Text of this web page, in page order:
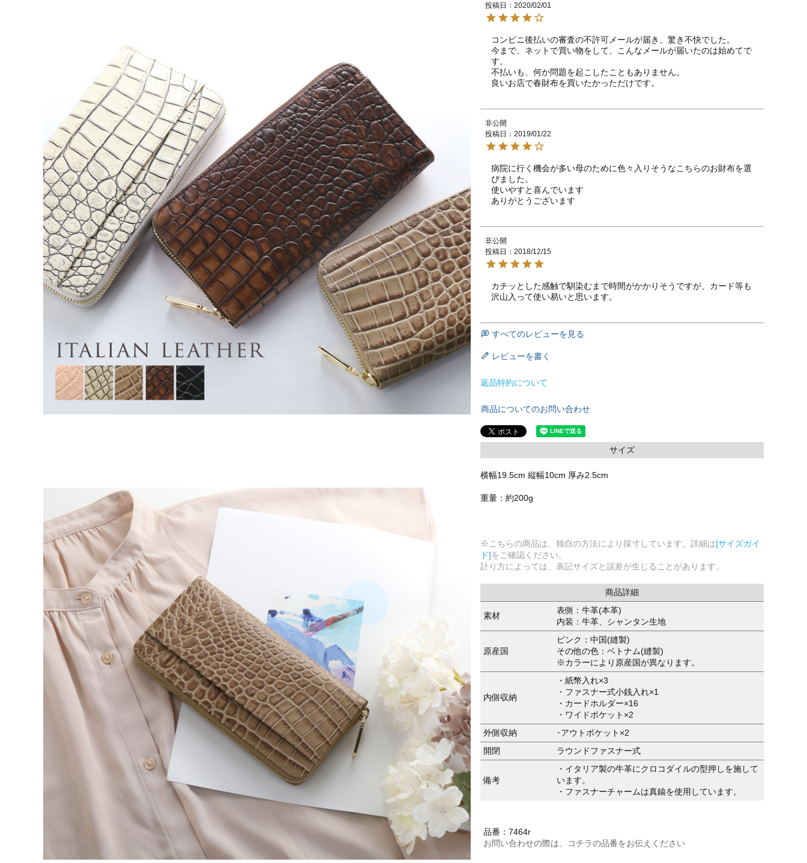
投稿日
2020/02/01
コンビニ後払いの審査の不許可メールが届き、驚き不快でした。
今まで、ネットで買い物をして、こんなメールが届いたのは始めてで
す。
不払いも、何か問題を起こしたこともありません。
非公開
投稿日
2019/01/22
病院に行く機会が多い母のために色々入りそうなこちらのお財布を選
びました。
使いやすと喜んでいます
ありがとうございます
非公開
投稿日
2018/12/15
カチッとした感触で馴染むまで時間がかかりそうですが、カード等も
沢山入って使い易いと思います。
すべてのレビューを見る
レビューを書く
返品特約について
商品についてのお問い合わせ
サイズ
横幅19.5cm 縦幅10cm 厚み2.5cm
重量：約200g
※こちらの商品は、独自の方法により採寸しています。詳細は[サイズガイ
ド]をご確認ください。
計り方によっては、表記サイズと誤差が生じることがあります。
商品詳細
素材
表側：牛革(本革)
内装：牛革、シャンタン生地
原産国
ピンク：中国(縫製)
その他の色：ベトナム(縫製)
※カラーにより原産国が異なります。
内側収納
・紙幣入れ×3
・ファスナー式小銭入れ×1
・カードホルダー×16
・ワイドポケット×2
外側収納
･アウトポケット×2
開閉
ラウンドファスナー式
備考
・イタリア製の牛革にクロコダイルの型押しを施して
います。
・ファスナーチャームは真鍮を使用しています。
品番：7464r
お問い合わせの際は、コチラの品番をお伝えください